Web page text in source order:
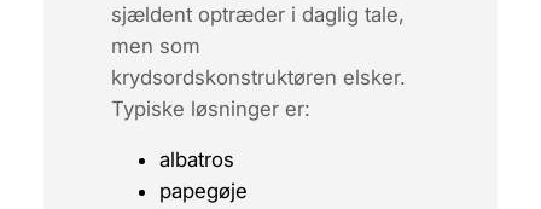
sjældent optræder i daglig tale,
men som
krydsordskonstruktøren elsker.
Typiske løsninger er:
albatros
papegøje